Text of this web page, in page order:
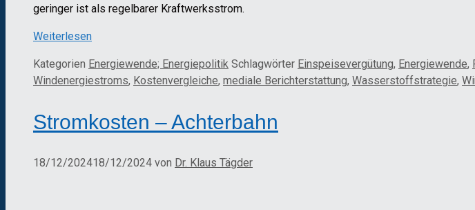
geringer ist als regelbarer Kraftwerksstrom.
Weiterlesen
Kategorien Energiewende; Energiepolitik Schlagwörter Einspeisevergütung, Energiewende,
Windenergiestroms, Kostenvergleiche, mediale Berichterstattung, Wasserstoffstrategie,
Stromkosten – Achterbahn
18/12/202418/12/2024 von Dr. Klaus Tägder